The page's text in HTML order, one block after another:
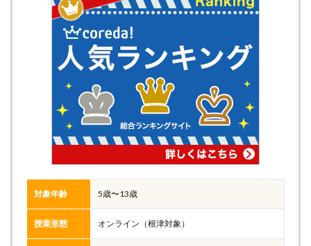
対象年齢 5歳〜13歳
授業形態 オンライン（根津対象）